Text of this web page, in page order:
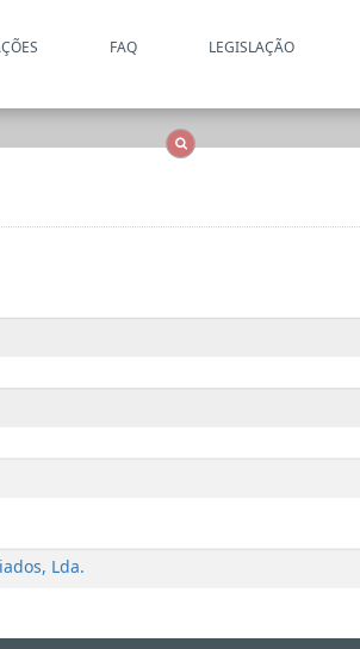
FAQ LEGISLAÇÃO
Lda.